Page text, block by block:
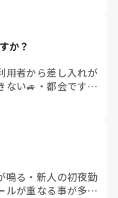
ださい)
か？
用者から差し入れが
ない🚙 ・都会です・
鳴る ・ 新人の初夜勤
ルが重なる事が多